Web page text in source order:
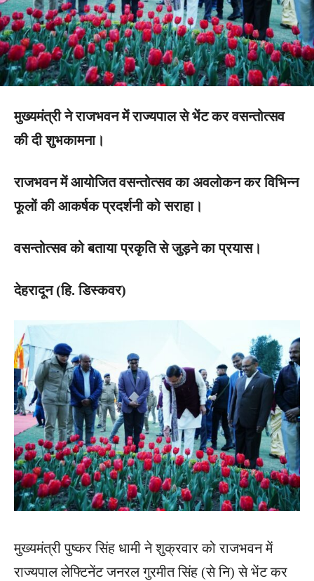
मुख्यमंत्री ने राजभवन में राज्यपाल से भेंट कर वसन्तोत्सव
की दी शुभकामना।
राजभवन में आयोजित वसन्तोत्सव का अवलोकन कर विभिन्न
फूलों की आकर्षक प्रदर्शनी को सराहा।
वसन्तोत्सव को बताया प्रकृति से जुड़ने का प्रयास।
देहरादून (हि. डिस्कवर)
मुख्यमंत्री पुष्कर सिंह धामी ने शुक्रवार को राजभवन में
राज्यपाल लेफ्टिनेंट जनरल गुरमीत सिंह (से नि) से भेंट कर